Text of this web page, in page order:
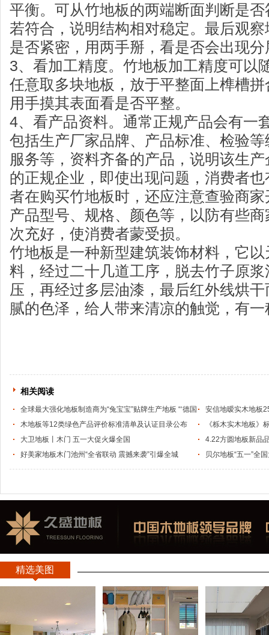
平衡。可从竹地板的两端断面判断是
若符合，说明结构相对稳定。最后观
是否紧密，用两手掰，看是否会出现
3、看加工精度。竹地板加工精度可以
任意取多块地板，放于平整面上榫槽
用手摸其表面看是否平整。
4、看产品资料。通常正规产品会有一
包括生产厂家品牌、产品标准、检验
服务等，资料齐备的产品，说明该生
的正规企业，即使出现问题，消费者
者在购买竹地板时，还应注意查验商
产品型号、规格、颜色等，以防有些
次充好，使消费者蒙受损。
竹地板是一种新型建筑装饰材料，它
料，经过二十几道工序，脱去竹子原
压，再经过多层油漆，最后红外线烘
腻的色泽，给人带来清凉的触觉，有
相关阅读
全球最大强化地板制造商为“兔宝宝”贴牌生产地板 “‘德国
制造’成了我们的代工厂！”
安信地暧实木地板
木地板等12类绿色产品评价标准清单及认证目录公布
《栎木实木地板》
大卫地板丨木门 五一大促火爆全国
4.22方圆地板新品
好美家地板木门池州“全省联动 震撼来袭”引爆全城
贝尔地板“五一”全
升级
精选美图